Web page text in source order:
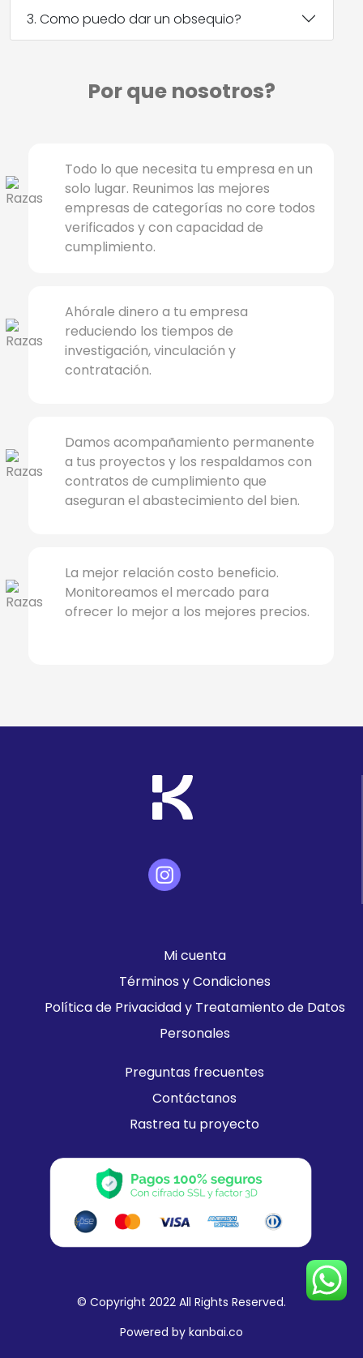
3. Como puedo dar un obsequio?
Por que nosotros?
Todo lo que necesita tu empresa en un
solo lugar. Reunimos las mejores
empresas de categorías no core todos
verificados y con capacidad de
cumplimiento.
Ahórale dinero a tu empresa
reduciendo los tiempos de
investigación, vinculación y
contratación.
Damos acompañamiento permanente
a tus proyectos y los respaldamos con
contratos de cumplimiento que
aseguran el abastecimiento del bien.
La mejor relación costo beneficio.
Monitoreamos el mercado para
ofrecer lo mejor a los mejores precios.
Mi cuenta
Términos y Condiciones
Política de Privacidad y Treatamiento de Datos
Personales
Preguntas frecuentes
Contáctanos
Rastrea tu proyecto
© Copyright 2022 All Rights Reserved.
Powered by kanbai.co